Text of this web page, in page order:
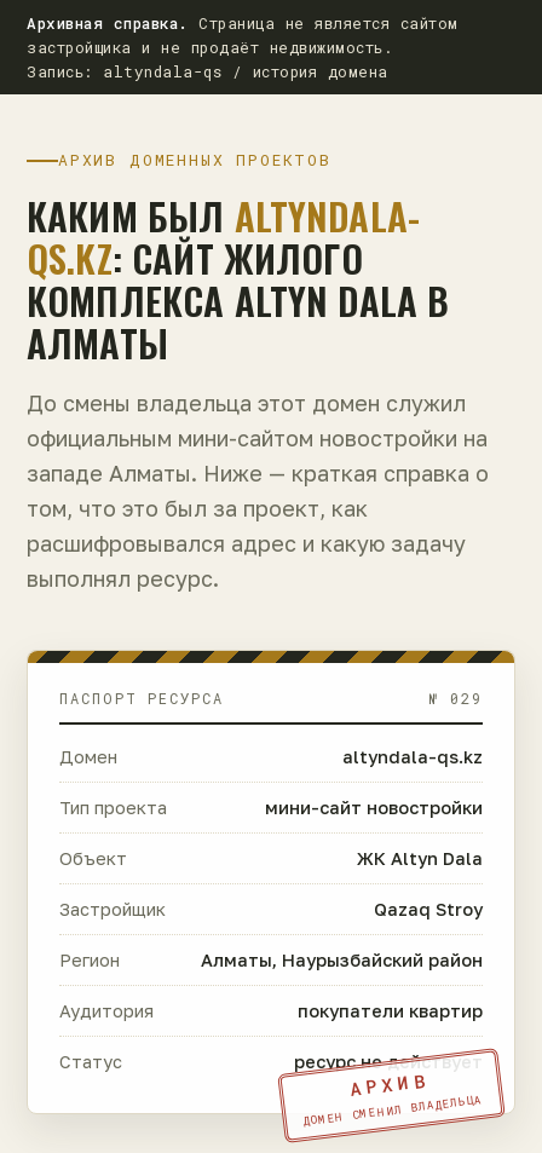
Архивная справка.
Страница не является сайтом
застройщика и не продаёт недвижимость.
Запись: altyndala-qs / история домена
АРХИВ ДОМЕННЫХ ПРОЕКТОВ
КАКИМ БЫЛ ALTYNDALA-
QS.KZ: САЙТ ЖИЛОГО
КОМПЛЕКСА ALTYN DALA В
АЛМАТЫ
До смены владельца этот домен служил
официальным мини-сайтом новостройки на
западе Алматы. Ниже — краткая справка о
том, что это был за проект, как
расшифровывался адрес и какую задачу
выполнял ресурс.
ПАСПОРТ РЕСУРСА № 029
Домен altyndala-qs.kz
Тип проекта мини-сайт новостройки
Объект ЖК Altyn Dala
Застройщик Qazaq Stroy
Регион Алматы, Наурызбайский район
Аудитория покупатели квартир
Статус ресурс не действует
АРХИВ
ДОМЕН СМЕНИЛ ВЛАДЕЛЬЦА